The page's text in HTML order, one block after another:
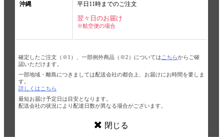
沖縄 平日11時までのご注文
翌々日のお届け
※航空便の場合
確定したご注文（※1）、一部例外商品（※2）については こちらからご確
認いただけます。
一部地域・離島につきましては配送会社の都合上、お届けにお時間を要しま
す。
詳しくはこちら
最短お届け予定日は目安となります。
配送会社の状況により配達日数が異なる場合がございます。
閉じる